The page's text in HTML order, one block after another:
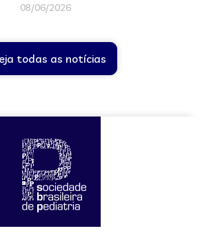
08/06/2026
todas as notícias